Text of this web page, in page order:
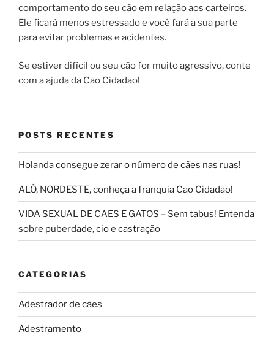
comportamento do seu cão em relação aos carteiros.
Ele ficará menos estressado e você fará a sua parte
para evitar problemas e acidentes.
Se estiver difícil ou seu cão for muito agressivo, conte
com a ajuda da Cão Cidadão!
POSTS RECENTES
Holanda consegue zerar o número de cães nas ruas!
ALÔ, NORDESTE, conheça a franquia Cao Cidadão!
VIDA SEXUAL DE CÃES E GATOS – Sem tabus! Entenda
sobre puberdade, cio e castração
CATEGORIAS
Adestrador de cães
Adestramento